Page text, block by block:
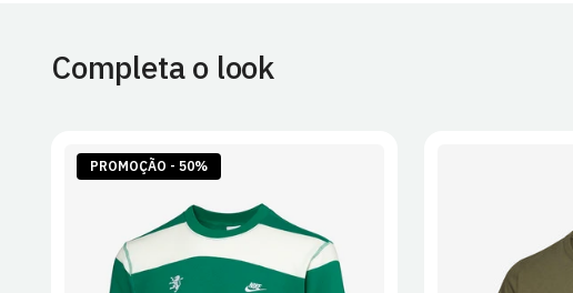
Completa o look
PROMOÇÃO - 50%